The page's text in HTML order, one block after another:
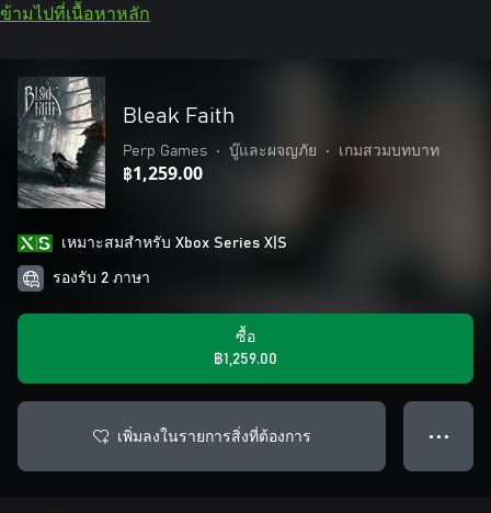
ข้ามไปที่เนื้อหาหลัก
Bleak Faith
Perp Games • บู๊และผจญภัย • เกมสวมบทบาท
฿1,259.00
เหมาะสมสําหรับ Xbox Series X|S
รองรับ 2 ภาษา
ซื้อ
฿1,259.00
เพิ่มลงในรายการสิ่งที่ต้องการ ● ● ●